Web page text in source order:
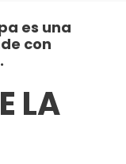
es una
con
LA